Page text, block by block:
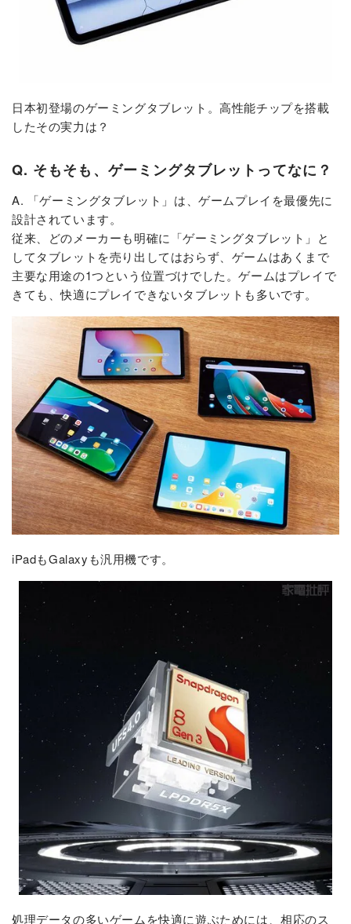
日本初登場のゲーミングタブレット。高性能チップを搭載
したその実力は？
Q. そもそも、ゲーミングタブレットってなに？
A. 「ゲーミングタブレット」は、ゲームプレイを最優先に
設計されています。
従来、どのメーカーも明確に「ゲーミングタブレット」と
してタブレットを売り出してはおらず、ゲームはあくまで
主要な用途の1つという位置づけでした。ゲームはプレイで
きても、快適にプレイできないタブレットも多いです。
iPadもGalaxyも汎用機です。
処理データの多いゲームを快適に遊ぶためには、相応のス